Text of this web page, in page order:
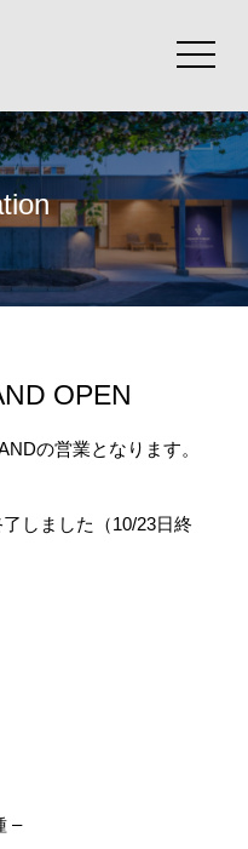
OPEN
の営業となります。
しました（10/23日終
–